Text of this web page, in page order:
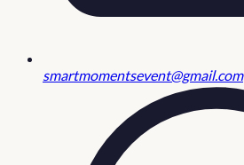
smartmomentsevent@gmail.com